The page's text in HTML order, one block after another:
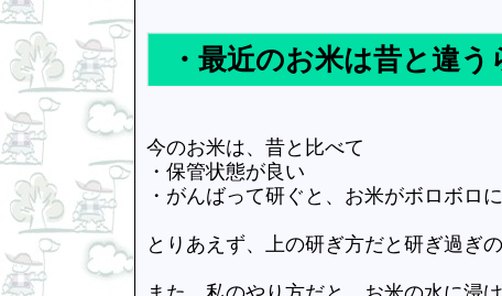
・最近のお米は昔と違う
今のお米は、昔と比べて
・保管状態が良い
・がんばって研ぐと、お米がボロボロ
とりあえず、上の研ぎ方だと研ぎ過ぎの